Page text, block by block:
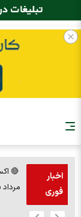
اخبار
فوری
مرداد ۱۴۰۵) + کلیک کنید